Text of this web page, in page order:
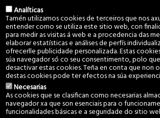
Síguenos
Aviso Legal e Política de privacidade
© 2022 Comunidade de Montes Veciñais en Man
Analíticas
Tamén utilizamos cookies de terceiros que nos
entender como se utiliza este sitio web, con
para medir as visitas á web e a procedencia das
elaborar estatísticas e análises de perfís
ofrecerlle publicidade personalizada. Estas
súa navegador só co seu consentimento, polo
desactivar estas cookies. Teña en conta que non
destas cookies pode ter efectos na súa
Necesarias
As cookies que se clasifican como necesarias
navegador xa que son esenciais para o
funcionalidades básicas e a seguridade do sitio